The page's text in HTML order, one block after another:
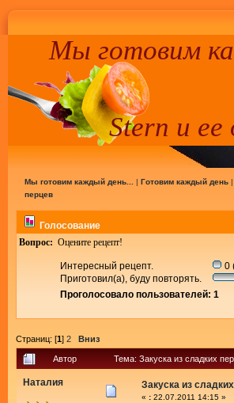
Мы готовим
Stern и ее
Мы готовим каждый день... | Готовим каждый день
перцев
Голосование
Вопрос: Оцените рецепт!
Интересный рецепт.
0
Приготовил(а), буду повторять.
Проголосовало пользователей: 1
Страниц: [1] 2 Вниз
Автор Тема: Закуска из сладких
Наталия Закуска из
« : 22.07.2011 14:15 »